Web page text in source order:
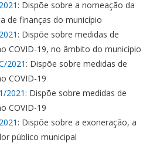
: Dispõe sobre a nomeação da
de finanças do município
: Dispõe sobre medidas de
COVID-19, no âmbito do município
2021 : Dispõe sobre medidas de
COVID-19
2021 : Dispõe sobre medidas de
COVID-19
: Dispõe sobre a exoneração, a
público municipal